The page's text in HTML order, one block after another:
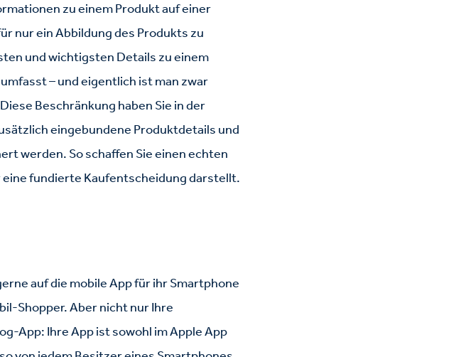
zu einem Produkt auf einer
nur ein Abbildung des Produkts zu
und wichtigsten Details zu einem
– und eigentlich ist man zwar
Beschränkung haben Sie in der
eingebundene Produktdetails und
werden. So schaffen Sie einen echten
fundierte Kaufentscheidung darstellt.
auf die mobile App für ihr Smartphone
Shopper. Aber nicht nur Ihre
App: Ihre App ist sowohl im Apple App